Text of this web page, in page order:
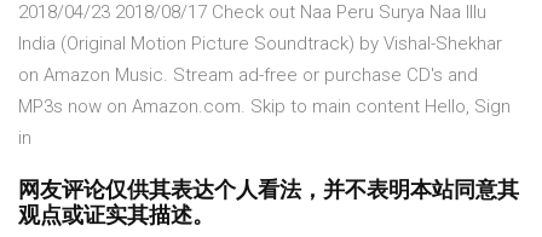
2018/04/23 2018/08/17 Check out Naa Peru Surya Naa Illu
India (Original Motion Picture Soundtrack) by Vishal-Shekhar
on Amazon Music. Stream ad-free or purchase CD's and
MP3s now on Amazon.com. Skip to main content Hello, Sign
in
网友评论仅供其表达个人看法，并不表明本站同意其
观点或证实其描述。